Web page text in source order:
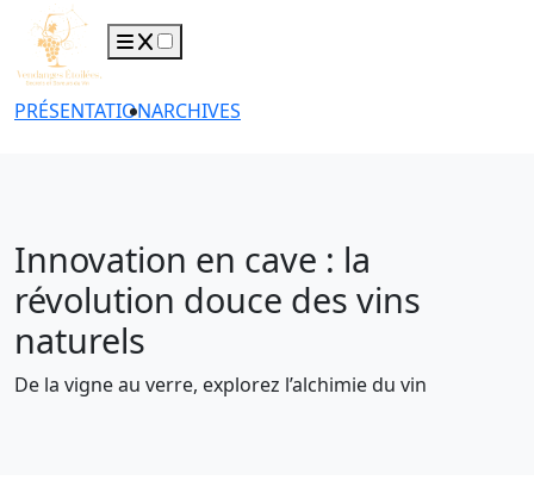
PRÉSENTATIONARCHIVES
Innovation en cave : la
révolution douce des vins
naturels
De la vigne au verre, explorez l’alchimie du vin